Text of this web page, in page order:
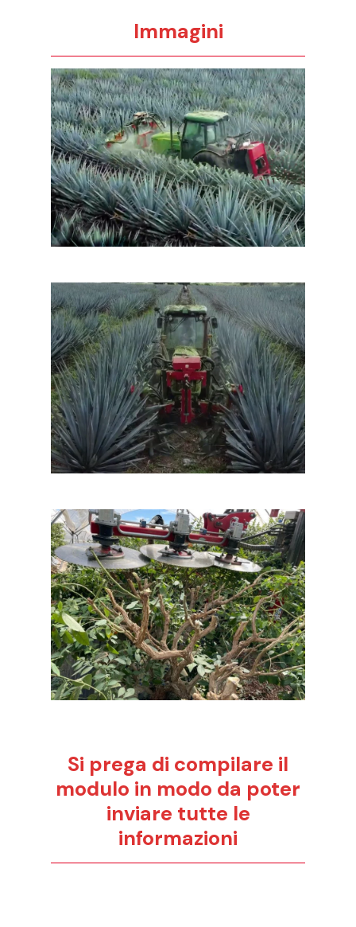
Immagini
Si prega di compilare il
modulo in modo da poter
inviare tutte le
informazioni